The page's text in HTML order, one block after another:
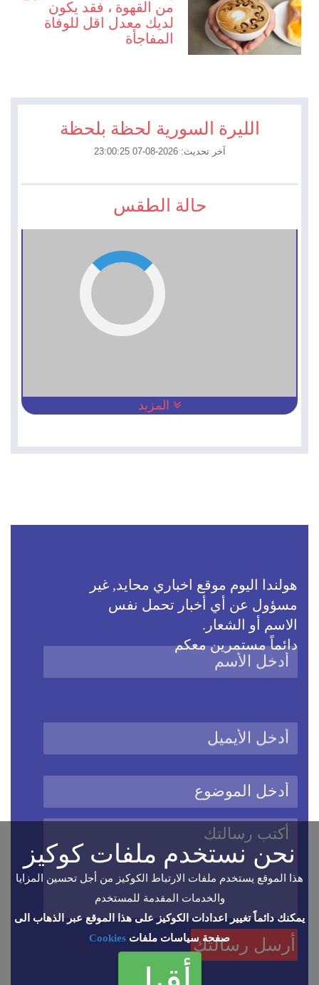
من القهوة ، فقد يكون
لديك معدل اقل للوفاة
المفاجأة
الليرة السورية لحظة بلحظة
آخر تحديث: 2026-08-07 23:00:25
حالة الطقس
المزيد
هولندا اليوم موقع اخباري محايد, غير
مسؤول عن أي أخبار تحمل نفس
الاسم أو الشعار.
دائماً مستمرين معكم
نحن نستخدم ملفات كوكيز
هذا الموقع يستخدم ملفات الارتباط الكوكيز من أجل تحسين المزايا
والخدمات المقدمة للمستخدم
يمكنك دائماً تغيير اعدادات الكوكيز على هذا الموقع عبر الذهاب الى
صفحة سياسات ملفات Cookies